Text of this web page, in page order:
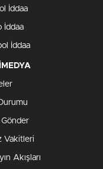
İddaa
İddaa
İddaa
Gönder
Vakitleri
Akışları